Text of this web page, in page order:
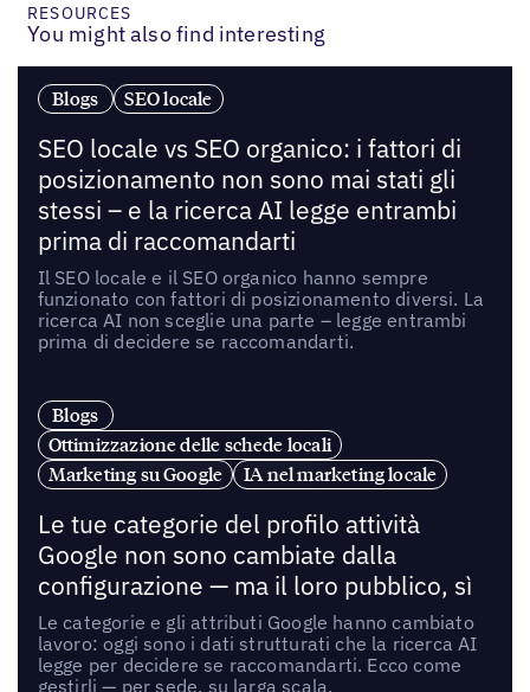
RESOURCES
You might also find interesting
Blogs SEO locale
SEO locale vs SEO organico: i fattori di
posizionamento non sono mai stati gli
stessi – e la ricerca AI legge entrambi
prima di raccomandarti
Il SEO locale e il SEO organico hanno sempre
funzionato con fattori di posizionamento diversi. La
ricerca AI non sceglie una parte – legge entrambi
prima di decidere se raccomandarti.
Blogs
Ottimizzazione delle schede locali
Marketing su Google
IA nel marketing locale
Le tue categorie del profilo attività
Google non sono cambiate dalla
configurazione — ma il loro pubblico, sì
Le categorie e gli attributi Google hanno cambiato
lavoro: oggi sono i dati strutturati che la ricerca AI
legge per decidere se raccomandarti. Ecco come
gestirli — per sede, su larga scala.